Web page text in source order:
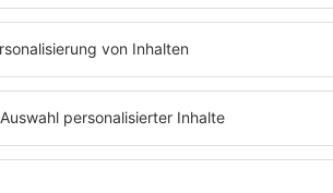
Die Sängerin Vanessa
Vanessa Mai ihre
MEHR LESEN